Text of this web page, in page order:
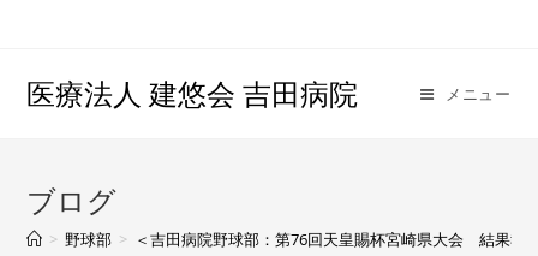
医療法人 建悠会 吉田病院 メニュー
ブログ
> 野球部 > ＜吉田病院野球部：第76回天皇賜杯宮崎県大会 結果報